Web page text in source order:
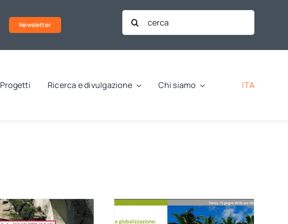
Newsletter
Cerca
per:
Progetti Ricerca e divulgazione Chi siamo ITA